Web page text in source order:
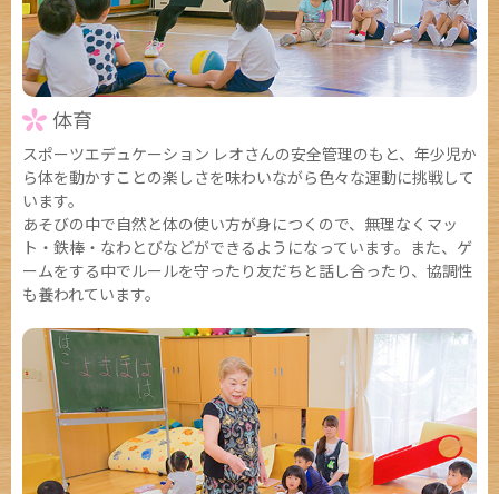
体育
スポーツエデュケーション レオさんの安全管理のもと、年少児か
ら体を動かすことの楽しさを味わいながら色々な運動に挑戦して
います。
あそびの中で自然と体の使い方が身につくので、無理なくマッ
ト・鉄棒・なわとびなどができるようになっています。また、ゲ
ームをする中でルールを守ったり友だちと話し合ったり、協調性
も養われています。